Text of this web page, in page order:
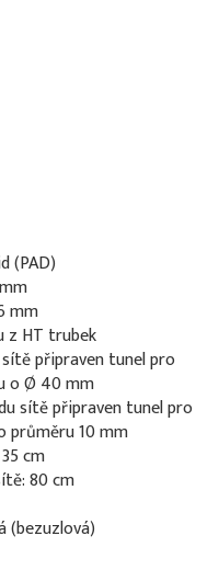
(PAD)
mm
z HT trubek
připraven tunel pro
o Ø 40 mm
sítě připraven tunel pro
průměru 10 mm
cm
80 cm
(bezuzlová)